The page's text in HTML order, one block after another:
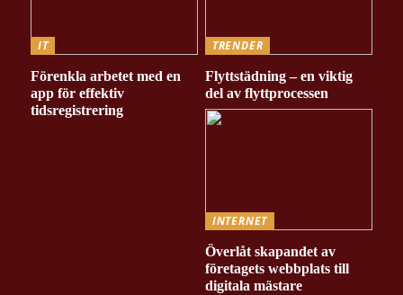
IT
Förenkla arbetet med en
app för effektiv
tidsregistrering
TRENDER
Flyttstädning – en viktig
del av flyttprocessen
INTERNET
Överlåt skapandet av
företagets webbplats till
digitala mästare